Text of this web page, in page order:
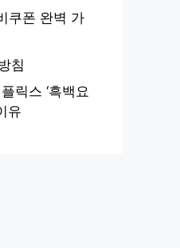
쿠폰 완벽 가
침
릭스 ‘흑백요
유